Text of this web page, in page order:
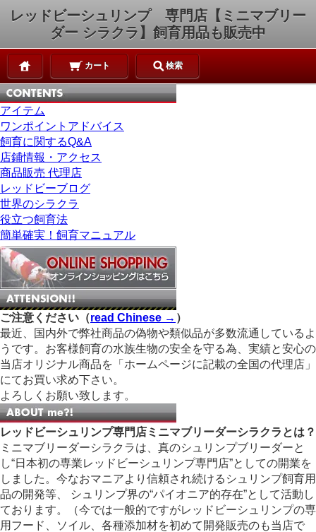
レッドビーシュリンプ 専門店【ミニマブリー
ダー シラクラ】飼育用品も販売中
カート 検索
アイテム
ワンポイントアドバイス
飼育に関するQ&A
店鋪情報・アクセス
商品販売 代理店
レッドビーブログ
世界のシラクラ
役立つ飼育法
簡単確実！飼育マニュアル
ご注意ください（read Chinese → ）
最近、国内外で弊社商品の偽物や類似品が多数流通しているよ
うです。お客様飼育の水族生物の安全を守る為、実績と安心の
当店オリジナル商品を「ホームページに記載の全国の代理店」
にてお買い求め下さい。
よろしくお願い致します。
レッドビーシュリンプ専門店ミニマブリーダーシラクラとは？
ミニマブリーダーシラクラは、真のシュリンプブリーダーと
し“日本初の専業レッドビーシュリンプ専門店”としての開業を
しました。今なおマニアより信頼され続けるシュリンプ飼育用
品の開発等、 シュリンプ界の“パイオニア的存在”として活動し
ております。（今では一般的ですがレッドビーシュリンプの専
用フード、ソイル、各種添加材を初めて開発販売のも当店で